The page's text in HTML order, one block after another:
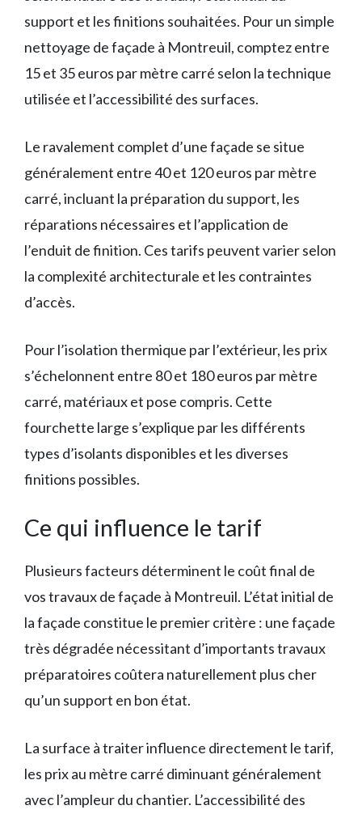
support et les finitions souhaitées. Pour un simple
nettoyage de façade à Montreuil, comptez entre
15 et 35 euros par mètre carré selon la technique
utilisée et l’accessibilité des surfaces.
Le ravalement complet d’une façade se situe
généralement entre 40 et 120 euros par mètre
carré, incluant la préparation du support, les
réparations nécessaires et l’application de
l’enduit de finition. Ces tarifs peuvent varier selon
la complexité architecturale et les contraintes
d’accès.
Pour l’isolation thermique par l’extérieur, les prix
s’échelonnent entre 80 et 180 euros par mètre
carré, matériaux et pose compris. Cette
fourchette large s’explique par les différents
types d’isolants disponibles et les diverses
finitions possibles.
Ce qui influence le tarif
Plusieurs facteurs déterminent le coût final de
vos travaux de façade à Montreuil. L’état initial de
la façade constitue le premier critère : une façade
très dégradée nécessitant d’importants travaux
préparatoires coûtera naturellement plus cher
qu’un support en bon état.
La surface à traiter influence directement le tarif,
les prix au mètre carré diminuant généralement
avec l’ampleur du chantier. L’accessibilité des